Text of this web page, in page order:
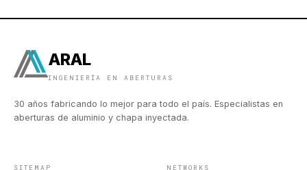
ARAL
INGENIERÍA EN ABERTURAS
30 años fabricando lo mejor para todo el país. Especialistas en
aberturas de aluminio y chapa inyectada.
SITEMAP NETWORKS